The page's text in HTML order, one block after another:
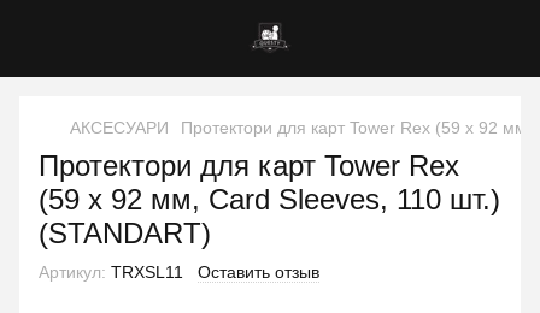
АКСЕСУАРИ Протектори для карт Tower Rex (59 х 92
Протектори для карт Tower Rex
(59 х 92 мм, Card Sleeves, 110 шт.)
(STANDART)
Артикул: TRXSL11 Оставить отзыв